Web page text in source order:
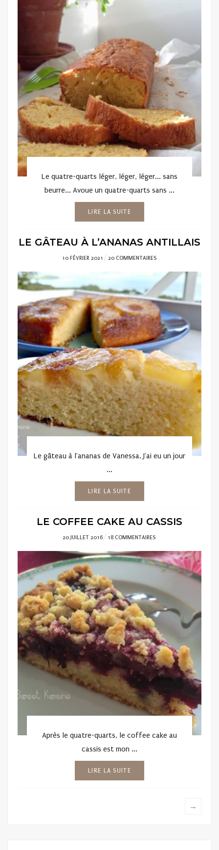
Le quatre-quarts léger, léger, léger... sans
beurre... Avoue un quatre-quarts sans ...
LIRE LA SUITE
LE GÂTEAU À L’ANANAS ANTILLAIS
POSTED
10 FÉVRIER 2021 20 COMMENTAIRES
Le gâteau à l'ananas de Vanessa. J'ai eu un jour
...
LIRE LA SUITE
LE COFFEE CAKE AU CASSIS
POSTED
ON
20 JUILLET 2016 18 COMMENTAIRES
Après le quatre-quarts, le coffee cake au
cassis est mon ...
LIRE LA SUITE
→